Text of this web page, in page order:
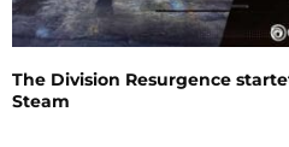
The Division Resurgence
Steam